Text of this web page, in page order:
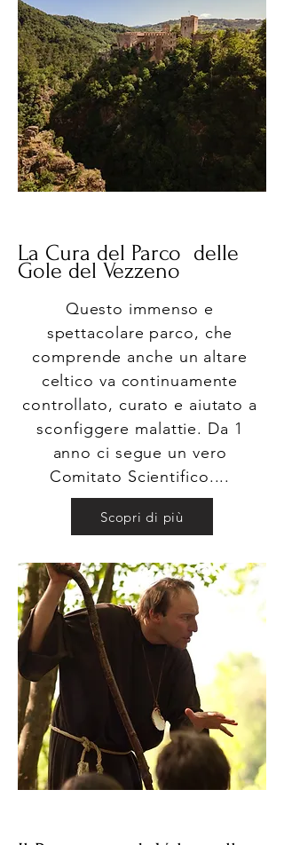
La Cura del Parco delle
Gole del Vezzeno
Questo immenso e
spettacolare parco, che
comprende anche un altare
celtico va continuamente
controllato, curato e aiutato a
sconfiggere malattie. Da 1
anno ci segue un vero
Comitato Scientifico....
Scopri di più